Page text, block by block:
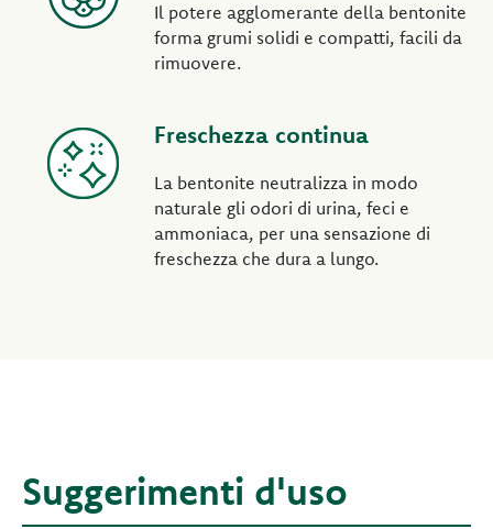
Il potere agglomerante della bentonite
forma grumi solidi e compatti, facili da
rimuovere.
Freschezza continua
La bentonite neutralizza in modo
naturale gli odori di urina, feci e
ammoniaca, per una sensazione di
freschezza che dura a lungo.
Suggerimenti d'uso